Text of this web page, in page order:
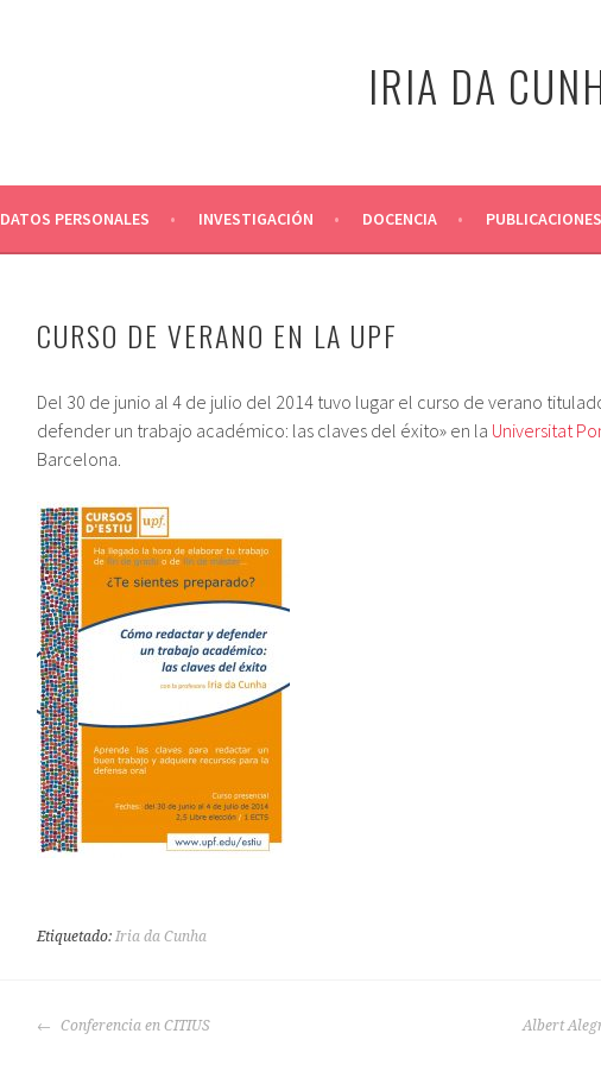
IRIA DA
DATOS PERSONALES INVESTIGACIÓN DOCENCIA PUBLICACIONES
CURSO DE VERANO EN LA UPF
Del 30 de junio al 4 de julio del 2014 tuvo lugar el curso de verano
defender un trabajo académico: las claves del éxito» en la Universitat
Barcelona.
Etiquetado: Iria da Cunha
NAVEGACIÓN
Conferencia en CITIUS Albert